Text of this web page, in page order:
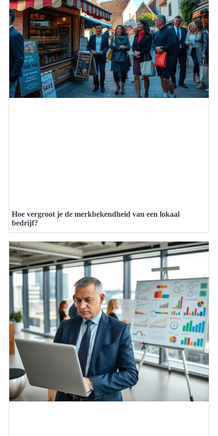
Hoe vergroot je de merkbekendheid van een lokaal
bedrijf?